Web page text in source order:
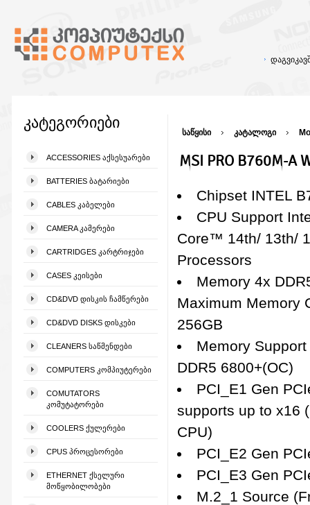
კატეგორიები
ACCESSORIES ᲐᲥᲡᲔᲡᲣᲐᲠᲔᲑᲘ
BATTERIES ᲑᲐᲢᲐᲠᲘᲔᲑᲘ
CABLES ᲙᲐᲑᲔᲚᲔᲑᲘ
CAMERA ᲙᲐᲛᲔᲠᲔᲑᲘ
CARTRIDGES ᲙᲐᲠᲢᲠᲘᲯᲔᲑᲘ
CASES ᲙᲔᲘᲡᲔᲑᲘ
CD&DVD ᲓᲘᲡᲙᲘᲡ ᲩᲐᲛᲬᲔᲠᲔᲑᲘ
CD&DVD DISKS ᲓᲘᲡᲙᲔᲑᲘ
CLEANERS ᲡᲐᲬᲛᲔᲜᲓᲔᲑᲘ
COMPUTERS ᲙᲝᲛᲞᲘᲣᲢᲔᲠᲔᲑᲘ
COMUTATORS
ᲙᲝᲛᲣᲢᲐᲢᲝᲠᲔᲑᲘ
COOLERS ᲥᲣᲚᲔᲠᲔᲑᲘ
CPUS ᲞᲠᲝᲪᲔᲡᲝᲠᲔᲑᲘ
ETHERNET ᲥᲡᲔᲚᲣᲠᲘ
ᲛᲝᲬᲧᲝᲑᲘᲚᲝᲑᲔᲑᲘ
საწყისი კატალოგი
MSI PRO B760M-A
Chipset INTEL
CPU Support
Core™ 14th/ 13th/
Processors
Memory 4x
Maximum Memory
256GB
Memory Support
DDR5 6800+(OC)
PCI_E1 Gen
supports up to x16
CPU)
PCI_E2 Gen
PCI_E3 Gen
M.2_1 Source